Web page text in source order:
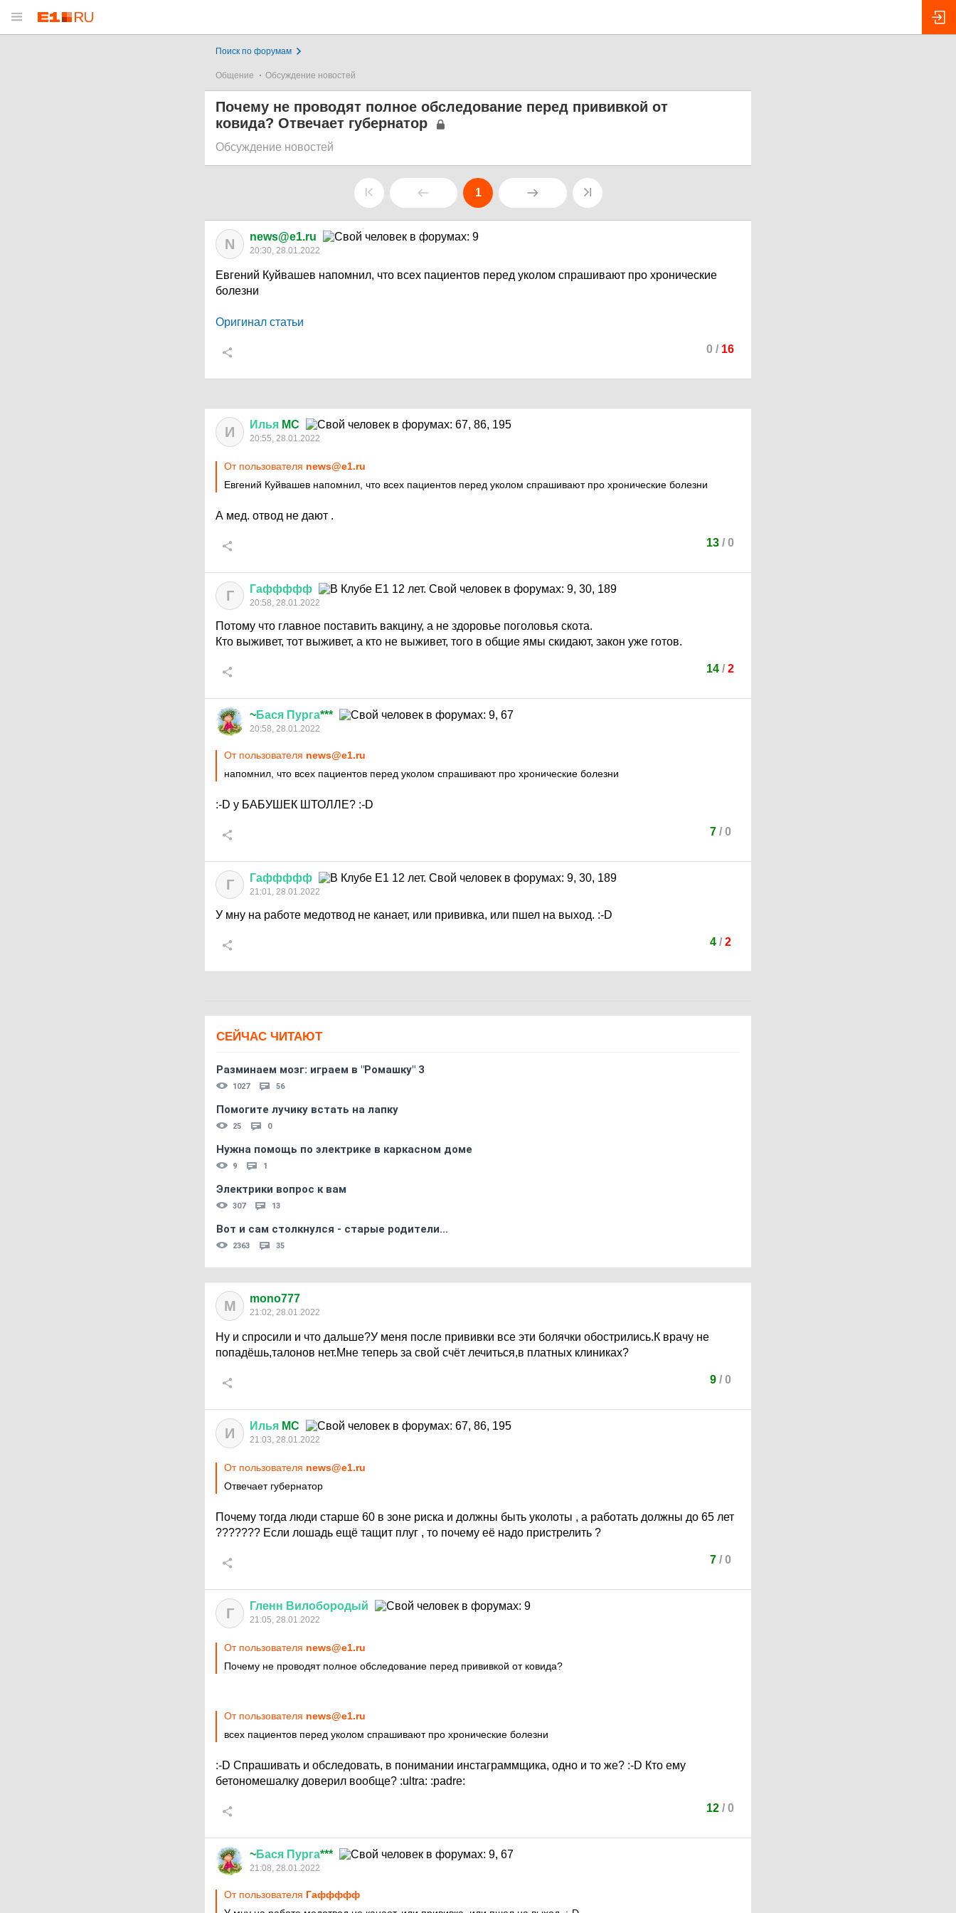
Поиск по форумам
Общение Обсуждение новостей
Почему не проводят полное обследование перед прививкой от
ковида? Отвечает губернатор
Обсуждение новостей
1
N news@e1.ru
20:30, 28.01.2022
Евгений Куйвашев напомнил, что всех пациентов перед уколом спрашивают про хронические
болезни
Оригинал статьи
0 / 16
И Илья MC
20:55, 28.01.2022
От пользователя news@e1.ru
Евгений Куйвашев напомнил, что всех пациентов перед уколом спрашивают про хронические болезни
А мед. отвод не дают .
13 / 0
Г Гаффффф
20:58, 28.01.2022
Потому что главное поставить вакцину, а не здоровье поголовья скота.
Кто выживет, тот выживет, а кто не выживет, того в общие ямы скидают, закон уже готов.
14 / 2
~Бася Пурга***
20:58, 28.01.2022
От пользователя news@e1.ru
напомнил, что всех пациентов перед уколом спрашивают про хронические болезни
:-D у БАБУШЕК ШТОЛЛЕ? :-D
7/ 0
Г Гаффффф
21:01, 28.01.2022
У мну на работе медотвод не канает, или прививка, или пшел на выход. :-D
4/ 2
СЕЙЧАС ЧИТАЮТ
Разминаем мозг: играем в "Ромашку" 3
1027 56
Помогите лучику встать на лапку
25 0
Нужна помощь по электрике в каркасном доме
9 1
Электрики вопрос к вам
307 13
Вот и сам столкнулся - старые родители...
2363 35
M mono777
21:02, 28.01.2022
Ну и спросили и что дальше?У меня после прививки все эти болячки обострились.К врачу не
попадёшь,талонов нет.Мне теперь за свой счёт лечиться,в платных клиниках?
9/ 0
И Илья MC
21:03, 28.01.2022
От пользователя news@e1.ru
Отвечает губернатор
Почему тогда люди старше 60 в зоне риска и должны быть уколоты , а работать должны до 65 лет
??????? Если лошадь ещё тащит плуг , то почему её надо пристрелить ?
7/ 0
Г Гленн Вилобородый
21:05, 28.01.2022
От пользователя news@e1.ru
Почему не проводят полное обследование перед прививкой от ковида?
От пользователя news@e1.ru
всех пациентов перед уколом спрашивают про хронические болезни
:-D Спрашивать и обследовать, в понимании инстаграммщика, одно и то же? :-D Кто ему
бетономешалку доверил вообще? :ultra: :padre:
12 / 0
~Бася Пурга***
21:08, 28.01.2022
От пользователя Гаффффф